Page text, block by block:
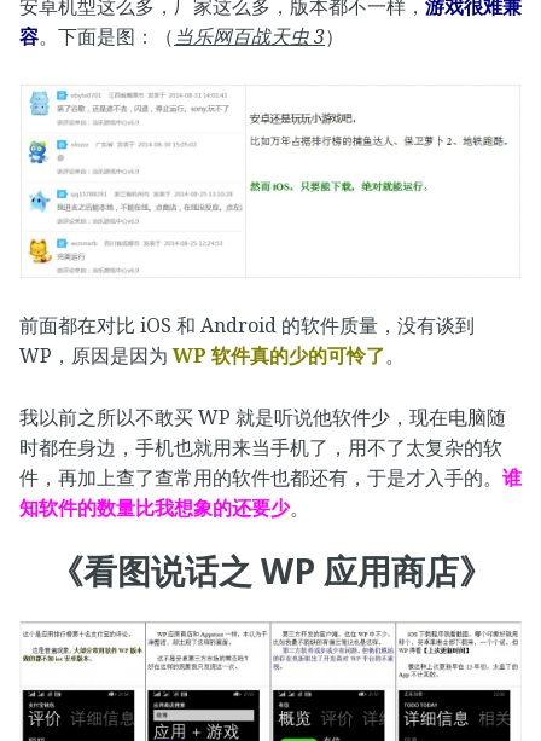
安卓机型这么多，厂家这么多，版本都不一样， 游戏很难兼
容。下面是图：（ 当乐网百战天虫 3）
前面都在对比 iOS 和 Android 的软件质量，没有谈到
WP，原因是因为WP 软件真的少的可怜了。
我以前之所以不敢买 WP 就是听说他软件少，现在电脑随
时都在身边，手机也就用来当手机了，用不了太复杂的软
件，再加上查了查常用的软件也都还有，于是才入手的。 谁
知软件的数量比我想象的还要少。
《看图说话之 WP 应用商店》